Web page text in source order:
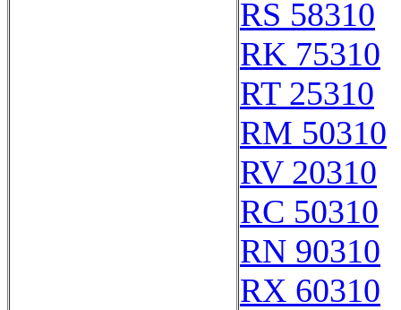
RS 58310
RK 75310
RT 25310
RM 50310
RV 20310
RC 50310
RN 90310
RX 60310